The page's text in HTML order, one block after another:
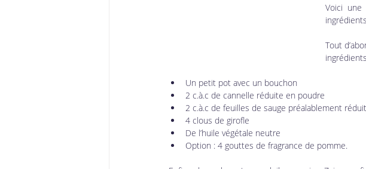
Voici
Tout
Un petit pot avec un bouchon
2 c.à.c de cannelle réduite en poudre
2 c.à.c de feuilles de sauge préalablement
4 clous de girofle
De l’huile végétale neutre
Option : 4 gouttes de fragrance de pomme.